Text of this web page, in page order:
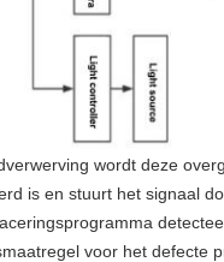
wordt deze
is en stuurt het signaal
voor het defecte